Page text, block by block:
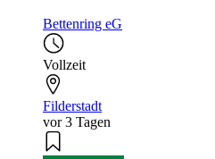
Bettenring eG
Vollzeit
Filderstadt
vor 3 Tagen